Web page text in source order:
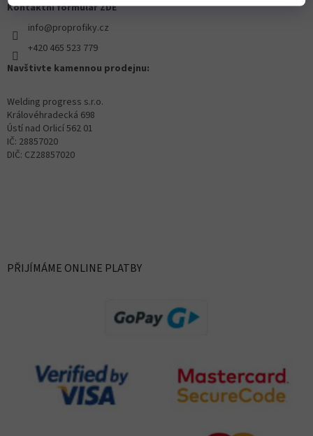
Kontaktní formulář ZDE
info@proprofiky.cz
+420 465 523 779
Navštivte kamennou prodejnu:
Welding progress s.r.o.
Královéhradecká 698
Ústí nad Orlicí 562 01
IČ: 28857020
DIČ: CZ28857020
PŘIJÍMÁME ONLINE PLATBY